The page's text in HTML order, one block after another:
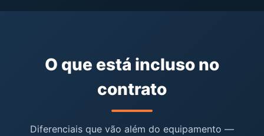
O que está incluso no
contrato
Diferenciais que vão além do equipamento —